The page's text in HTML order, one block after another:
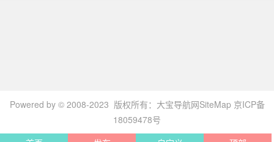
Powered by © 2008-2023 版权所有： 大宝导航网SiteMap 京ICP备
18059478号